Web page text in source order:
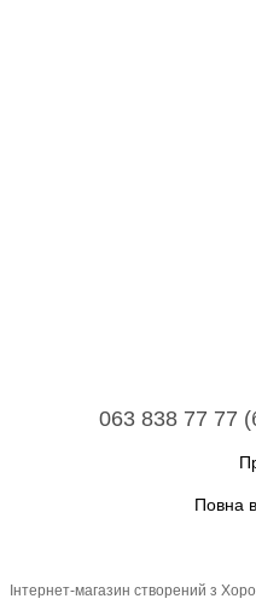
063 838 77 77
Повна
Інтернет-магазин створений з